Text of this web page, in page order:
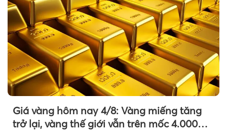
Giá vàng hôm nay 4/8: Vàng miếng tăng
trở lại, vàng thế giới vẫn trên mốc 4.000